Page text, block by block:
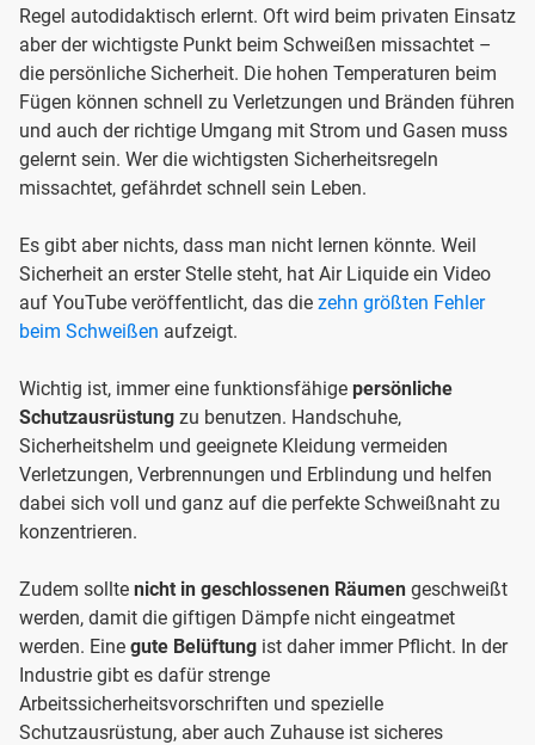
Regel autodidaktisch erlernt. Oft wird beim privaten Einsatz
aber der wichtigste Punkt beim Schweißen missachtet –
die persönliche Sicherheit. Die hohen Temperaturen beim
Fügen können schnell zu Verletzungen und Bränden führen
und auch der richtige Umgang mit Strom und Gasen muss
gelernt sein. Wer die wichtigsten Sicherheitsregeln
missachtet, gefährdet schnell sein Leben.
Es gibt aber nichts, dass man nicht lernen könnte. Weil
Sicherheit an erster Stelle steht, hat Air Liquide ein Video
auf YouTube veröffentlicht, das die zehn größten Fehler
beim Schweißen aufzeigt.
Wichtig ist, immer eine funktionsfähige persönliche
Schutzausrüstung zu benutzen. Handschuhe,
Sicherheitshelm und geeignete Kleidung vermeiden
Verletzungen, Verbrennungen und Erblindung und helfen
dabei sich voll und ganz auf die perfekte Schweißnaht zu
konzentrieren.
Zudem sollte nicht in geschlossenen Räumen geschweißt
werden, damit die giftigen Dämpfe nicht eingeatmet
werden. Eine gute Belüftung ist daher immer Pflicht. In der
Industrie gibt es dafür strenge
Arbeitssicherheitsvorschriften und spezielle
Schutzausrüstung, aber auch Zuhause ist sicheres